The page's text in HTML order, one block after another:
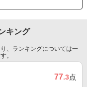
キング
、ランキングについては一
。
77.3点